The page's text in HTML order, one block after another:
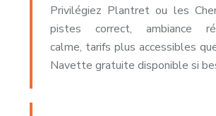
Privilégiez Plantret ou les
pistes correct, ambiance
calme, tarifs plus accessibles
Navette gratuite disponible si